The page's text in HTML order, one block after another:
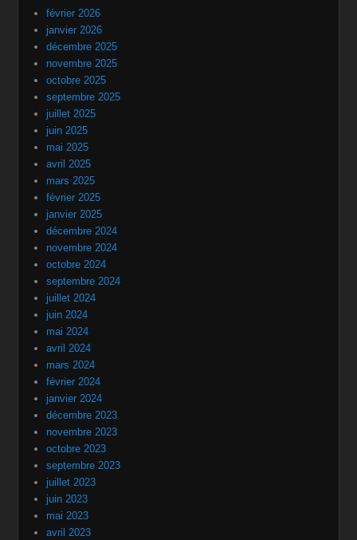
février 2026
janvier 2026
décembre 2025
novembre 2025
octobre 2025
septembre 2025
juillet 2025
juin 2025
mai 2025
avril 2025
mars 2025
février 2025
janvier 2025
décembre 2024
novembre 2024
octobre 2024
septembre 2024
juillet 2024
juin 2024
mai 2024
avril 2024
mars 2024
février 2024
janvier 2024
décembre 2023
novembre 2023
octobre 2023
septembre 2023
juillet 2023
juin 2023
mai 2023
avril 2023